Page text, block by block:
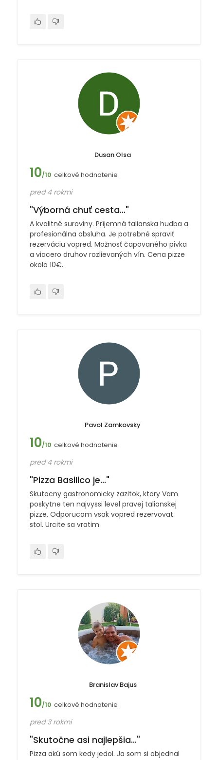
Dusan Olsa
10/10 celkové hodnotenie
pred 4 rokmi
"Výborná chuť cesta..."
A kvalitné suroviny. Príjemná talianska hudba a
profesionálna obsluha. Je potrebné spraviť
rezerváciu vopred. Možnosť čapovaného pivka
a viacero druhov rozlievaných vín. Cena pizze
okolo 10€.
Pavol Zamkovsky
10/10 celkové hodnotenie
pred 4 rokmi
"Pizza Basilico je..."
Skutocny gastronomicky zazitok, ktory Vam
poskytne ten najvyssi level pravej talianskej
pizze. Odporucam vsak vopred rezervovat
stol. Urcite sa vratim
Branislav Bajus
10/10 celkové hodnotenie
pred 3 rokmi
"Skutočne asi najlepšia..."
Pizza akú som kedy jedol. Ja som si objednal